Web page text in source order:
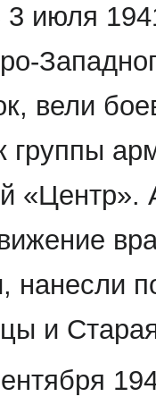
июля
вели
группы
«Центр».
нанесли
и